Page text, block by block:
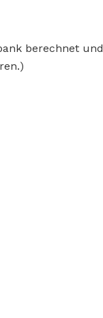
berechnet und